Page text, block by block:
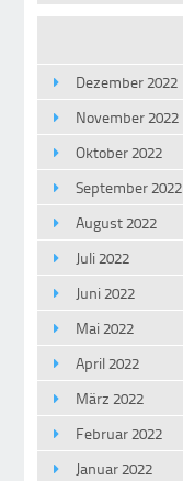
Dezember 2022
November 2022
Oktober 2022
September 2022
August 2022
Juli 2022
Juni 2022
Mai 2022
April 2022
März 2022
Februar 2022
Januar 2022